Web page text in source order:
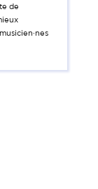
de